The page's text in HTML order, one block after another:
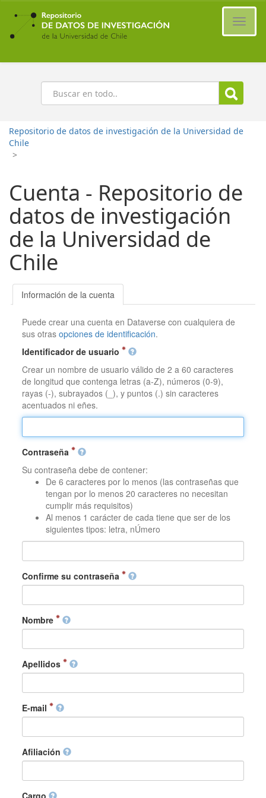
Ir
contenido
principal
Buscar
Repositorio de datos de investigación de la Universidad de
Chile
>
Cuenta - Repositorio de
datos de investigación
de la Universidad de
Chile
Información de la cuenta
Puede crear una cuenta en Dataverse con cualquiera de
sus otrasopciones de identificación.
Identificador de usuario
Crear un nombre de usuario válido de 2 a 60 caracteres
de longitud que contenga letras (a-Z), números (0-9),
rayas (-), subrayados (_), y puntos (.) sin caracteres
acentuados ni eñes.
Contraseña
Su contraseña debe de contener:
De 6 caracteres por lo menos (las contraseñas que
tengan por lo menos 20 caracteres no necesitan
cumplir más requisitos)
Al menos 1 carácter de cada tiene que ser de los
siguientes tipos: letra, nÚmero
Confirme su contraseña
Nombre
Apellidos
E-mail
Afiliación
Cargo